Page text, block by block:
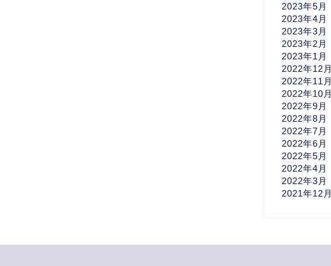
2023年5月
2023年4月
2023年3月
2023年2月
2023年1月
2022年12月
2022年11月
2022年10月
2022年9月
2022年8月
2022年7月
2022年6月
2022年5月
2022年4月
2022年3月
2021年12月